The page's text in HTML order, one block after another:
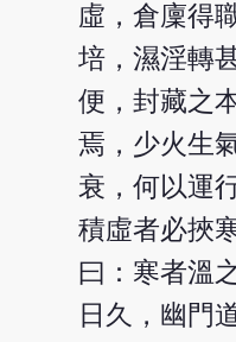
虛，倉廩得
培，濕淫轉
便，封藏之
焉，少火生
衰，何以運
積虛者必挾
曰：寒者溫
日久，幽門